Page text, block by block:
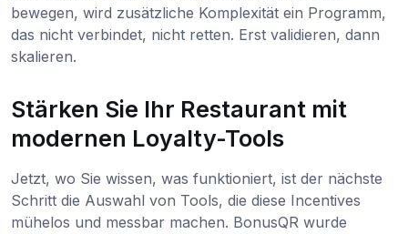
bewegen, wird zusätzliche Komplexität ein Programm,
das nicht verbindet, nicht retten. Erst validieren, dann
skalieren.
Stärken Sie Ihr Restaurant mit
modernen Loyalty-Tools
Jetzt, wo Sie wissen, was funktioniert, ist der nächste
Schritt die Auswahl von Tools, die diese Incentives
mühelos und messbar machen. BonusQR wurde